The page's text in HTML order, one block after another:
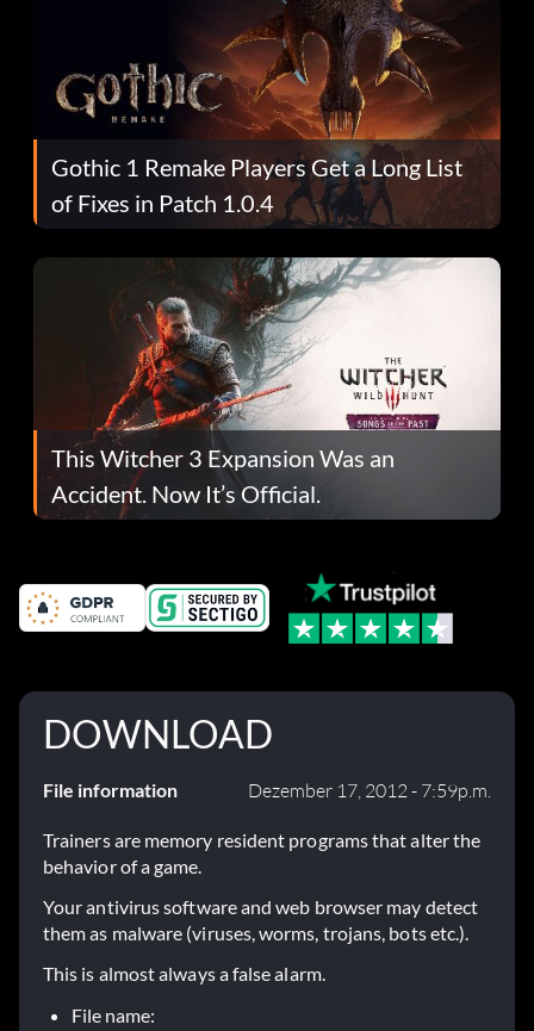
Gothic 1 Remake Players Get a Long List
of Fixes in Patch 1.0.4
This Witcher 3 Expansion Was an
Accident. Now It’s Official.
DOWNLOAD
File information Dezember 17, 2012 - 7:59p.m.
Trainers are memory resident programs that alter the
behavior of a game.
Your antivirus software and web browser may detect
them as malware (viruses, worms, trojans, bots etc.).
This is almost always a false alarm.
File name: